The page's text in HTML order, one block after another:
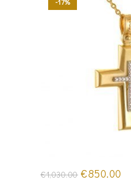
-17%
€1,030.00 Original
€850.00